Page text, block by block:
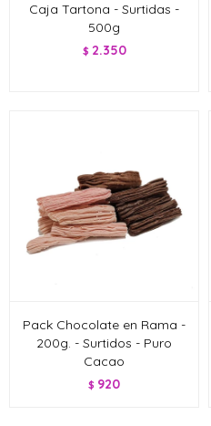
Caja Tartona - Surtidas -
500g
$ 2.350
Pack Chocolate en Rama -
200g. - Surtidos - Puro
Cacao
$ 920